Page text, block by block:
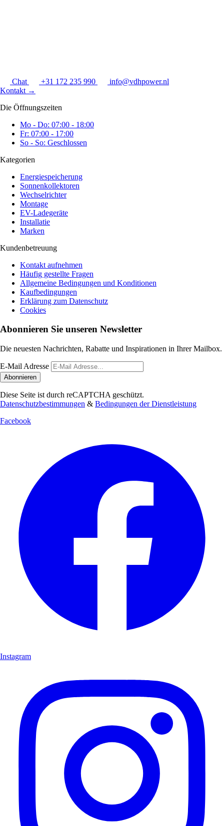
Chat +31 172 235 990
info@vdhpower.nl
Kontakt →
Die Öffnungszeiten
Mo - Do: 07:00 - 18:00
Fr: 07:00 - 17:00
So - So: Geschlossen
Kategorien
Energiespeicherung
Sonnenkollektoren
Wechselrichter
Montage
EV-Ladegeräte
Installatie
Marken
Kundenbetreuung
Kontakt aufnehmen
Häufig gestellte Fragen
Allgemeine Bedingungen und Konditionen
Kaufbedingungen
Erklärung zum Datenschutz
Cookies
Abonnieren Sie unseren Newsletter
Die neuesten Nachrichten, Rabatte und Inspirationen in Ihrer Mailbox.
E-Mail Adresse
Abonnieren
Diese Seite ist durch reCAPTCHA geschützt.
Datenschutzbestimmungen & Bedingungen der Dienstleistung
Facebook
Instagram